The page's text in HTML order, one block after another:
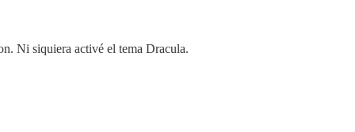
Ni siquiera activé el tema Dracula.